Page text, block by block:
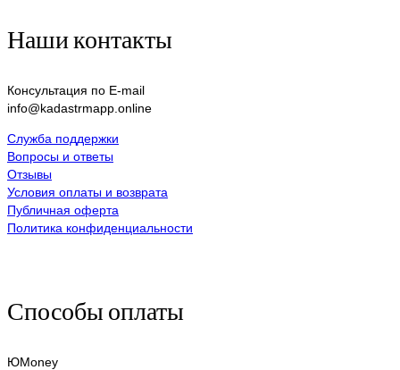
Наши контакты
Консультация по E-mail
info@kadastrmapp.online
Служба поддержки
Вопросы и ответы
Отзывы
Условия оплаты и возврата
Публичная оферта
Политика конфиденциальности
Способы оплаты
ЮMoney